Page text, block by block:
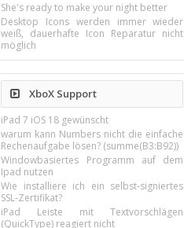
She's ready to make your night better
Desktop Icons werden immer wieder
weiß, dauerhafte Icon Reparatur nicht
möglich
XboX Support
iPad 7 iOS 18 gewünscht
warum kann Numbers nicht die einfache
Rechenaufgabe lösen? (summe(B3:B92))
Windowbasiertes Programm auf dem
Ipad nutzen
Wie installiere ich ein selbst-signiertes
SSL-Zertifikat?
iPad Leiste mit Textvorschlägen
(QuickType) reagiert nicht